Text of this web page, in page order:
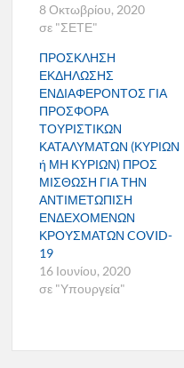
8 Οκτωβρίου, 2020
σε "ΣΕΤΕ"
ΠΡΟΣΚΛΗΣΗ
ΕΚΔΗΛΩΣΗΣ
ΕΝΔΙΑΦΕΡΟΝΤΟΣ ΓΙΑ
ΠΡΟΣΦΟΡΑ
ΤΟΥΡΙΣΤΙΚΩΝ
ΚΑΤΑΛΥΜΑΤΩΝ (ΚΥΡΙΩΝ
ή ΜΗ ΚΥΡΙΩΝ) ΠΡΟΣ
ΜΙΣΘΩΣΗ ΓΙΑ ΤΗΝ
ΑΝΤΙΜΕΤΩΠΙΣΗ
ΕΝΔΕΧΟΜΕΝΩΝ
ΚΡΟΥΣΜΑΤΩΝ COVID-
19
16 Ιουνίου, 2020
σε "Υπουργεία"